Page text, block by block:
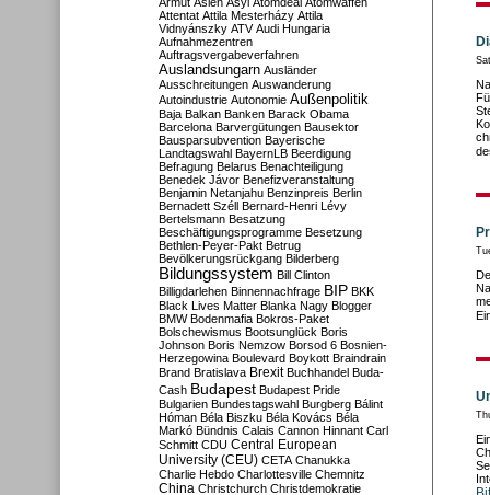
Attentat Attila Mesterházy Attila
Vidnyánszky ATV Audi Hungaria
Aufnahmezentren
Auftragsvergabeverfahren
Auslandsungarn Ausländer
Ausschreitungen Auswanderung
Autoindustrie Autonomie Außenpolitik
Baja Balkan Banken Barack Obama
Barcelona Barvergütungen Bausektor
Bausparsubvention Bayerische
Landtagswahl BayernLB Beerdigung
Befragung Belarus Benachteiligung
Benedek Jávor Benefizveranstaltung
Benjamin Netanjahu Benzinpreis Berlin
Bernadett Széll Bernard-Henri Lévy
Bertelsmann Besatzung
Beschäftigungsprogramme Besetzung
Bethlen-Peyer-Pakt Betrug
Bevölkerungsrückgang Bilderberg
Bildungssystem Bill Clinton
Billigdarlehen Binnennachfrage BIP BKK
Black Lives Matter Blanka Nagy Blogger
BMW Bodenmafia Bokros-Paket
Bolschewismus Bootsunglück Boris
Johnson Boris Nemzow Borsod 6 Bosnien-
Herzegowina Boulevard Boykott Braindrain
Brand Bratislava Brexit Buchhandel Buda-
Cash Budapest Budapest Pride
Bulgarien Bundestagswahl Burgberg Bálint
Hóman Béla Biszku Béla Kovács Béla
Markó Bündnis Calais Cannon Hinnant Carl
Schmitt CDU Central European
University (CEU) CETA Chanukka
Charlie Hebdo Charlottesville Chemnitz
China Christchurch Christdemokratie